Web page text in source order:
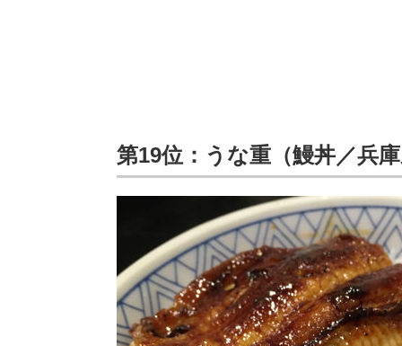
第19位：うな重（鰻丼／兵